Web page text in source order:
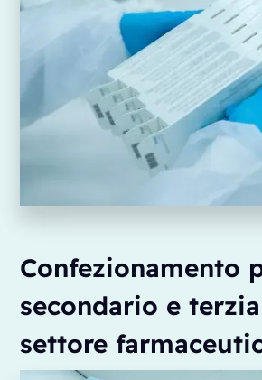
Confezionamento
secondario e
settore